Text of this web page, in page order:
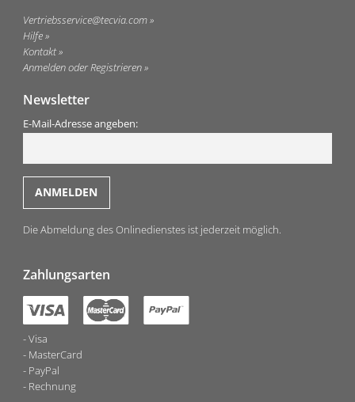
Vertriebsservice@tecvia.com
Hilfe
Kontakt
Anmelden oder Registrieren
Newsletter
E-Mail-Adresse angeben:
Die Abmeldung des Onlinedienstes ist jederzeit möglich.
Zahlungsarten
Visa
MasterCard
PayPal
Rechnung